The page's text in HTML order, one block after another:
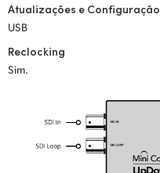
United States
Atualizações e Configuração
USB
Reclocking
Sim.